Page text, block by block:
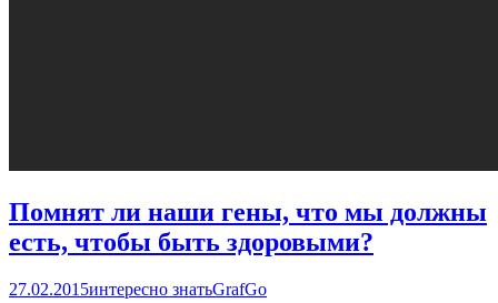
Помнят ли наши гены, что мы должны
есть, чтобы быть здоровыми?
27.02.2015интересно знатьGrafGo